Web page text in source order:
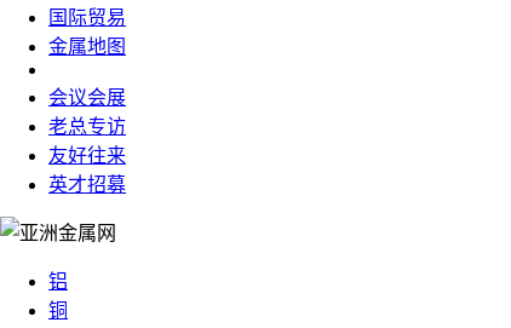
国际贸易
金属地图
会议会展
老总专访
友好往来
英才招募
铝
铜